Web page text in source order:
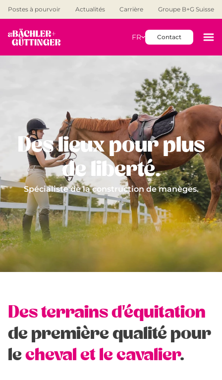
Postes à pourvoir Actualités Carrière Groupe B+G Suisse
FR Contact
Des lieux pour plus
de liberté.
Spécialiste de la construction de manèges.
Des terrains d'équitation
de première qualité pour
le cheval et le cavalier.